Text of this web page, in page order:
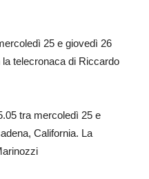
25 e giovedì 26
telecronaca di Riccardo
tra mercoledì 25 e
California. La